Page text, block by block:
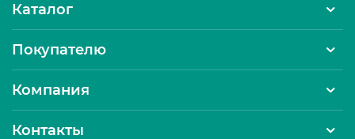
Каталог
Покупателю
Компания
Контакты